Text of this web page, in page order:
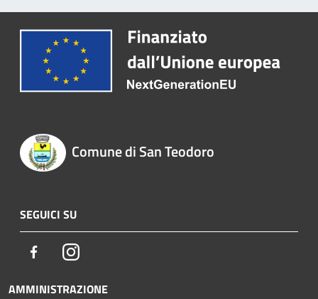
Comune di San Teodoro
SEGUICI SU
FacebookInstagram
AMMINISTRAZIONE